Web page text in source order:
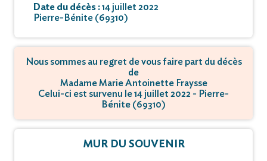
Date du décès :14 juillet 2022
Pierre-Bénite (69310)
Nous sommes au regret de vous faire part du décès
de
Madame Marie Antoinette Fraysse
Celui-ci est survenu le 14 juillet 2022 - Pierre-
Bénite (69310)
MUR DU SOUVENIR